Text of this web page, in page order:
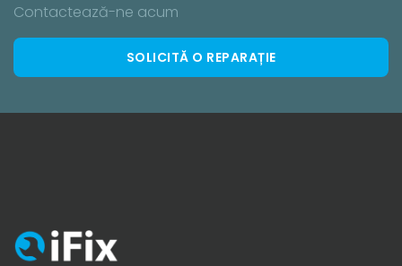
Contactează-ne acum
SOLICITĂ O REPARAȚIE